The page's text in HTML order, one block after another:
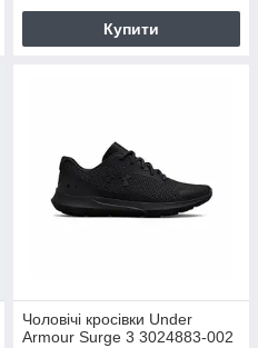
Купити
Чоловічі кросівки Under
Armour Surge 3 3024883-002